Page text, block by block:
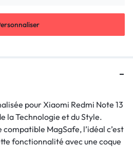
pour Xiaomi Redmi Note 13
la Technologie et du Style.
MagSafe, l’idéal c’est
fonctionnalité avec une coque